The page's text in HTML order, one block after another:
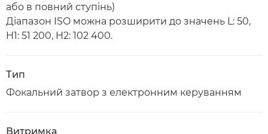
або в повний ступінь)
Діапазон ISO можна розширити до значень L: 50,
H1: 51 200, H2: 102 400.
Тип
Фокальний затвор з електронним керуванням
Витримка